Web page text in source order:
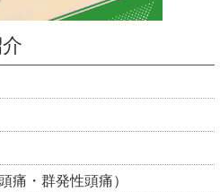
痛・群発性頭痛）